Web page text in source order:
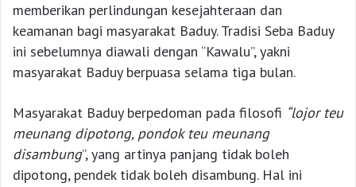
memberikan perlindungan kesejahteraan dan
keamanan bagi masyarakat Baduy. Tradisi Seba Baduy
ini sebelumnya diawali dengan “Kawalu”, yakni
masyarakat Baduy berpuasa selama tiga bulan.
Masyarakat Baduy berpedoman pada filosofi “lojor teu
meunang dipotong, pondok teu meunang
disambung”, yang artinya panjang tidak boleh
dipotong, pendek tidak boleh disambung. Hal ini